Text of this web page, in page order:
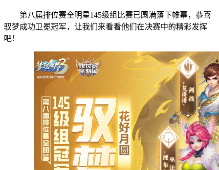
第八届排位赛全明星145级组比赛已圆满落下帷幕，恭喜
驭梦成功卫冕冠军，让我们来看看他们在决赛中的精彩发挥
吧！